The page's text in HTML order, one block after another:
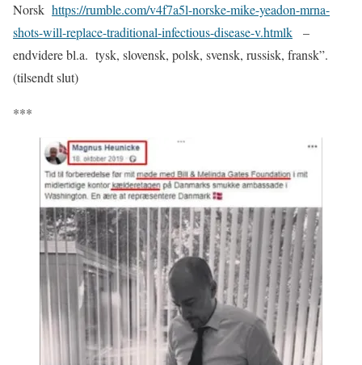
Norsk https://rumble.com/v4f7a5l-norske-mike-yeadon-mrna-
shots-will-replace-traditional-infectious-disease-v.htmlk
–
endvidere bl.a. tysk, slovensk, polsk, svensk, russisk, fransk”.
(tilsendt slut)
***